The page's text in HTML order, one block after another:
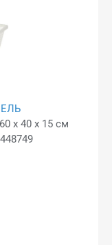
x 40 x 15 см